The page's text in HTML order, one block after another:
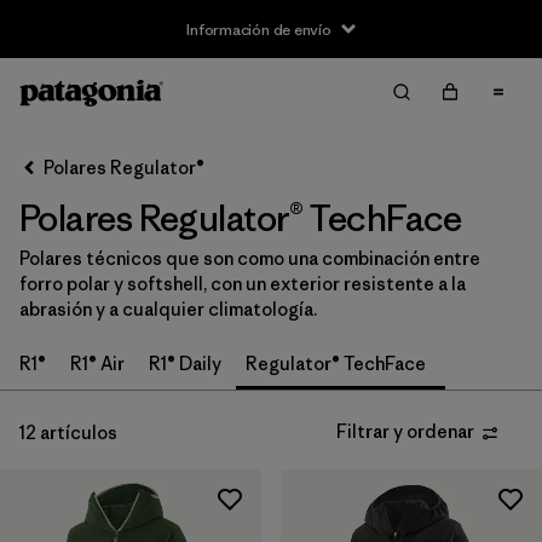
Información de envío
Filtrar y ordenar
Filtrar por
Size
S (12)
L (11)
XL (12)
(8)
Polares Regulator®
Polares Regulator® TechFace
Polares técnicos que son como una combinación entre
forro polar y softshell, con un exterior resistente a la
abrasión y a cualquier climatología.
R1® R1® Air R1® Daily Regulator® TechFace
12 artículos Filtrar y ordenar